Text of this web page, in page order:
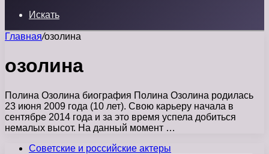
Искать
Главная/озолина
озолина
Полина Озолина биография Полина Озолина родилась
23 июня 2009 года (10 лет). Свою карьеру начала в
сентябре 2014 года и за это время успела добиться
немалых высот. На данный момент …
Советские и российские актеры